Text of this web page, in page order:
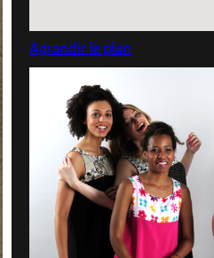
Agrandir le plan